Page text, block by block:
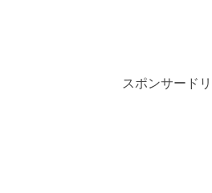
スポンサード